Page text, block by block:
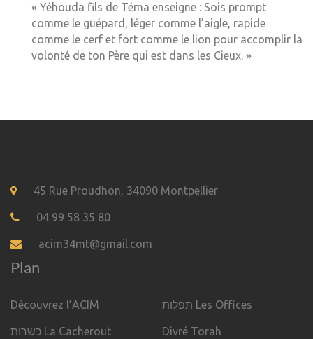
« Yéhouda fils de Téma enseigne : Sois prompt
comme le guépard, léger comme l’aigle, rapide
comme le cerf et fort comme le lion pour accomplir la
volonté de ton Père qui est dans les Cieux. »
45 Rue Proudhon, 34090 Montpellier
04 99 58 35 80
acim34mt@gmail.com
Plan
Découvrez l’ACIM
כשרות La Cacherout
תפלות Les Offices
Divré Torah